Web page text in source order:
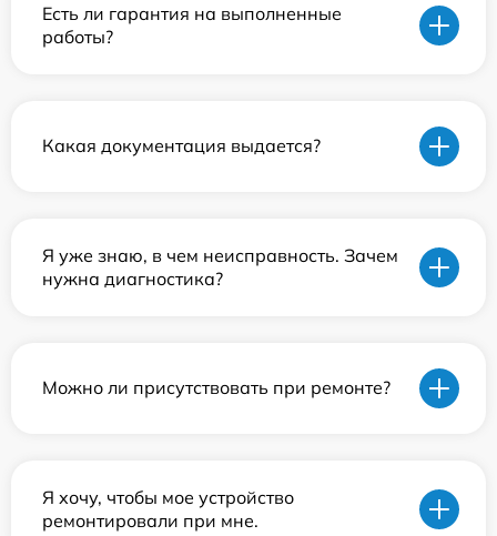
Есть ли гарантия на выполненные
работы?
Какая документация выдается?
Я уже знаю, в чем неисправность. Зачем
нужна диагностика?
Можно ли присутствовать при ремонте?
Я хочу, чтобы мое устройство
ремонтировали при мне.